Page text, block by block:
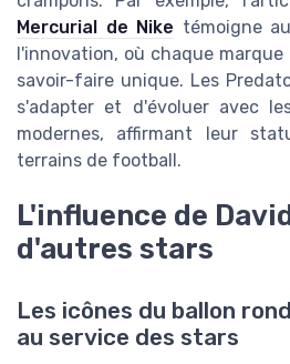
Mercurial de Nike témoigne
l'innovation, où chaque marque
savoir-faire unique. Les
s'adapter et d'évoluer avec
modernes, affirmant leur
terrains de football.
L'influence de
d'autres stars
Les icônes du ballon
au service des stars